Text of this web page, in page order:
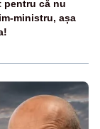
pentru că nu
ministru, așa